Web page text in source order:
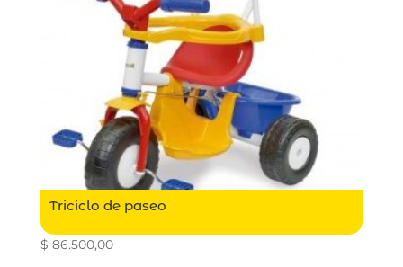
Triciclo de paseo
$ 86.500,00